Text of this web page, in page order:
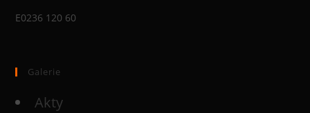
E0236 120 60
Galerie
Akty